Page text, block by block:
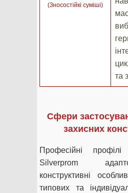
(Зносостійкі суміші)
та
Сфери
захисних
Професійні
Silverprom
конструктивні
типових та